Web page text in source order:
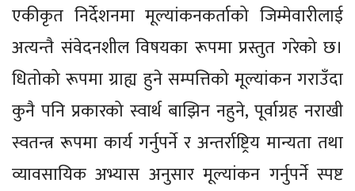
एकीकृत निर्देशनमा मूल्यांकनकर्ताको जिम्मेवारीलाई
अत्यन्तै संवेदनशील विषयका रूपमा प्रस्तुत गरेको छ।
धितोको रूपमा ग्राह्य हुने सम्पत्तिको मूल्यांकन गराउँदा
कुनै पनि प्रकारको स्वार्थ बाझिन नहुने, पूर्वाग्रह नराखी
स्वतन्त्र रूपमा कार्य गर्नुपर्ने र अन्तर्राष्ट्रिय मान्यता तथा
व्यावसायिक अभ्यास अनुसार मूल्यांकन गर्नुपर्ने स्पष्ट